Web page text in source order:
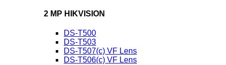
2 MP HIKVISION
DS-T500
DS-T503
DS-T507(c) VF Lens
DS-T506(c) VF Lens